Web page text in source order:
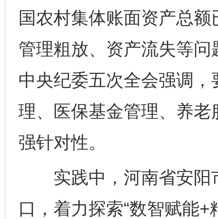
国农村集体账面资产总
管理粗放、资产流失等
中央纪委五次全会强调，
理、医保基金管理、养
强针对性。
实践中，河南省安阳
口，着力探索“数智赋能